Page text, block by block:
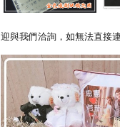
迎與我們洽詢，如無法直接